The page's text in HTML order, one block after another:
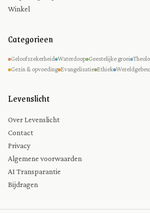
Winkel
Categorieen
Geloofszekerheid Waterdoop Geestelijke groei
Gezin & opvoeding Evangelisatie Ethiek
Levenslicht
Over Levenslicht
Contact
Privacy
Algemene voorwaarden
AI Transparantie
Bijdragen